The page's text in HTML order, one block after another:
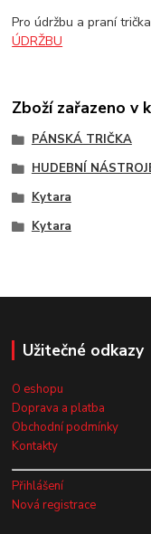
Pro údržbu a praní
ÚDRŽBU
Zboží zařazeno v
PÁNSKÁ TRIČKA
HUDEBNÍ
Kytara
Kytara
Užitečné odkazy
O eshopu
Doprava a platba
Obchodní podmínky
Kontakty
Přihlášení
Nová registrace